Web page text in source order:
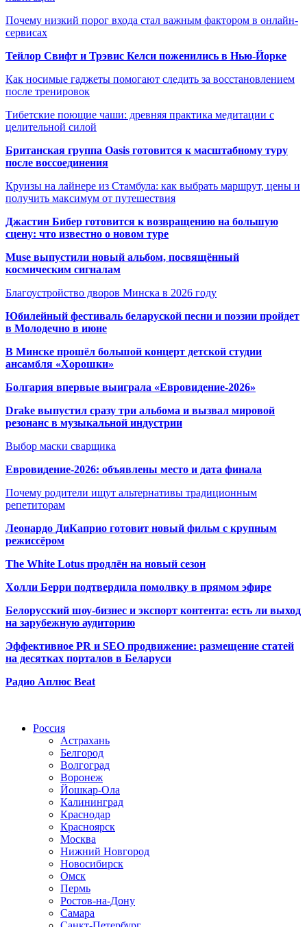
Почему низкий порог входа стал важным фактором в онлайн-
сервисах
Тейлор Свифт и Трэвис Келси поженились в Нью-Йорке
Как носимые гаджеты помогают следить за восстановлением
после тренировок
Тибетские поющие чаши: древняя практика медитации с
целительной силой
Британская группа Oasis готовится к масштабному туру
после воссоединения
Круизы на лайнере из Стамбула: как выбрать маршрут, цены и
получить максимум от путешествия
Джастин Бибер готовится к возвращению на большую
сцену: что известно о новом туре
Muse выпустили новый альбом, посвящённый
космическим сигналам
Благоустройство дворов Минска в 2026 году
Юбилейный фестиваль беларуской песни и поэзии пройдет
в Молодечно в июне
В Минске прошёл большой концерт детской студии
ансамбля «Хорошки»
Болгария впервые выиграла «Евровидение-2026»
Drake выпустил сразу три альбома и вызвал мировой
резонанс в музыкальной индустрии
Выбор маски сварщика
Евровидение-2026: объявлены место и дата финала
Почему родители ищут альтернативы традиционным
репетиторам
Леонардо ДиКаприо готовит новый фильм с крупным
режиссёром
The White Lotus продлён на новый сезон
Холли Берри подтвердила помолвку в прямом эфире
Белорусский шоу-бизнес и экспорт контента: есть ли выход
на зарубежную аудиторию
Эффективное PR и SEO продвижение: размещение статей
на десятках порталов в Беларуси
Радио Аплюс Beat
Россия
Астрахань
Белгород
Волгоград
Воронеж
Йошкар-Ола
Калининград
Краснодар
Красноярск
Москва
Нижний Новгород
Новосибирск
Омск
Пермь
Ростов-на-Дону
Самара